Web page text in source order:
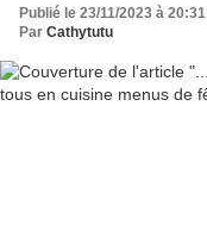
Publié le 23/11/2023 à 20:31
Par Cathytutu